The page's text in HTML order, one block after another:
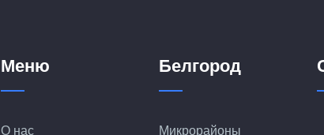
Меню
О нас
Белгород
Микрорайоны